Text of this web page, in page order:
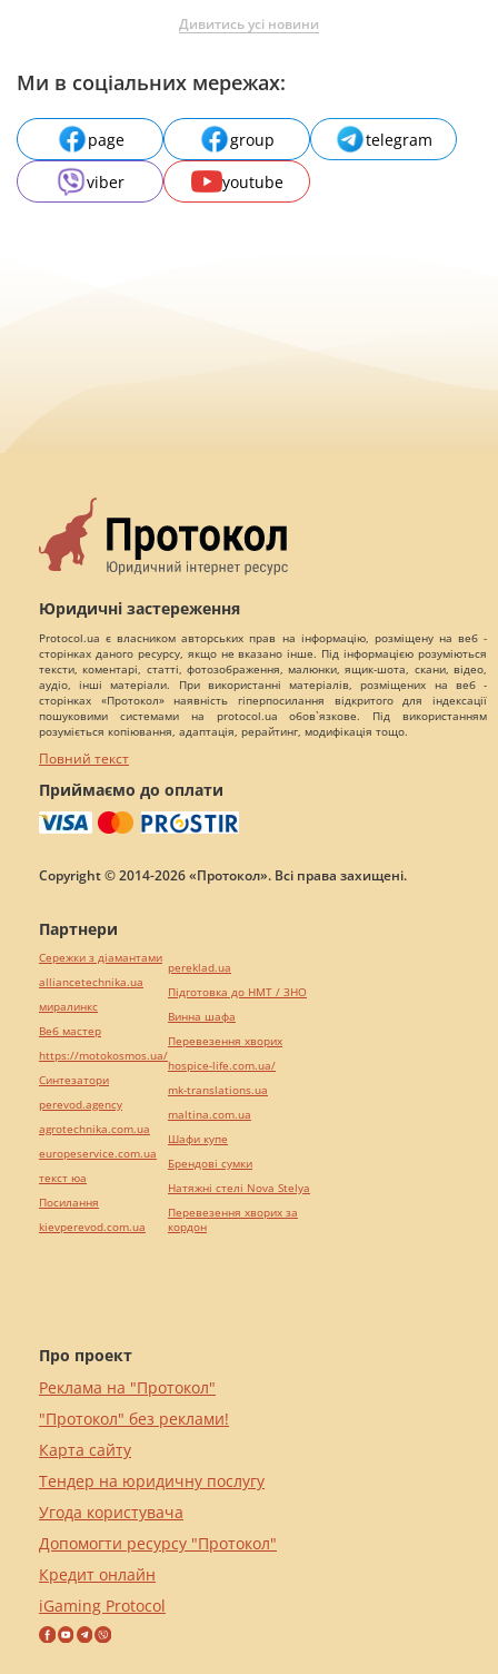
Дивитись усі новини
Ми в соціальних мережах:
page group
telegram
viber
youtube
Юридичні застереження
Protocol.ua є власником авторських прав на інформацію, розміщену на веб -
сторінках даного ресурсу, якщо не вказано інше. Під інформацією розуміються
тексти, коментарі, статті, фотозображення, малюнки, ящик-шота, скани, відео,
аудіо, інші матеріали. При використанні матеріалів, розміщених на веб -
сторінках «Протокол» наявність гіперпосилання відкритого для індексації
пошуковими системами на protocol.ua обов`язкове. Під використанням
розуміється копіювання, адаптація, рерайтинг, модифікація тощо.
Повний текст
Приймаємо до оплати
Copyright © 2014-2026 «Протокол». Всі права захищені.
Про проект
Реклама на "Протокол"
"Протокол" без реклами!
Карта сайту
Тендер на юридичну послугу
Угода користувача
Допомогти ресурсу "Протокол"
Кредит онлайн
iGaming Protocol
Партнери
Сережки з діамантами
alliancetechnika.ua
миралинкс
Веб мастер
https://motokosmos.ua/
Синтезатори
perevod.agency
agrotechnika.com.ua
europeservice.com.ua
текст юа
Посилання
kievperevod.com.ua
pereklad.ua
Підготовка до НМТ / ЗНО
Винна шафа
Перевезення хворих
hospice-life.com.ua/
mk-translations.ua
maltina.com.ua
Шафи купе
Брендові сумки
Натяжні стелі Nova Stelya
Перевезення хворих за
кордон